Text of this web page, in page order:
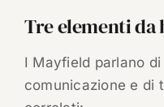
Tre elementi da
I Mayfield parlano
comunicazione e di